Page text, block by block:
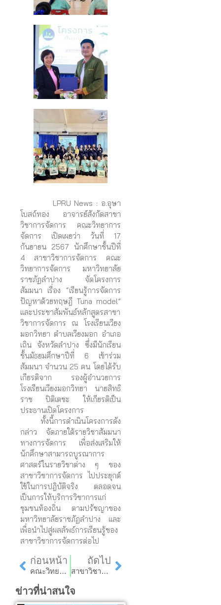
LPRU News : อ.อุษา
โบสถ์ทอง อาจารย์สังกัดสาขา
วิชาการจัดการ คณะวิทยาการ
จัดการ เปิดเผยว่า วันที่ 17
กันยายน 2567 นักศึกษาชั้นปีที่
4 สาขาวิชาการจัดการ คณะ
วิทยาการจัดการ มหาวิทยาลัย
ราชภัฏลำปาง จัดโครงการ
สัมมนา เรื่อง “เรียนรู้การจัดการ
ปัญหาด้วยทฤษฎี Tuna model”
และประชาสัมพันธ์หลักสูตรสาขา
วิชาการจัดการ ณ โรงเรียนเวียง
มอกวิทยา ตำบลเวียงมอก อำเภอ
เถิน จังหวัดลำปาง ซึ่งมีนักเรียน
ชั้นมัธยมศึกษาปีที่ 6 เข้าร่วม
สัมมนา จำนวน 25 คน โดยได้รับ
เกียรติจาก รองผู้อำนวยการ
โรงเรียนเวียงมอกวิทยา นายสิทธิ
ราช ปิติเตชะ ให้เกียรติเป็น
ประธานเปิดโครงการ
ทั้งนี้การดำเนินโครงการดัง
กล่าว จัดภายใต้รายวิชาสัมมนา
ทางการจัดการ เพื่อส่งเสริมให้
นักศึกษาสามารถบูรณาการ
ศาสตร์ในรายวิชาต่าง ๆ ของ
สาขาวิชาการจัดการ ไปประยุกต์
ใช้ในการปฎิบัติจริง ตลอดจน
เป็นการให้บริการวิชาการแก่
ชุมชนท้องถิ่น ตามปรัชญาของ
มหาวิทยาลัยราชภัฏลำปาง และ
เพื่อนำไปสู่ผลลัพธ์การเรียนรู้ของ
สาขาวิชาการจัดการต่อไป
Prev
ก่อนหน้า
คณะวิทยาการจัดการ ร่วมอนุรักษ์สืบสาน “ประเพณีตานก๋วยสลาก”
ถัดไป
สาขาวิชานิเทศศาสตร์ จัดการฉายภาพยนตร์เรื่อง “แฝง” รอบปฐมทัศน์
Next
ข่าวที่น่าสนใจ